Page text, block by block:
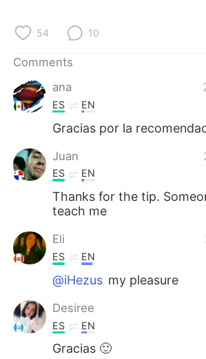
Русский
Indonesia
Türkçe
Português
54 10
Comments
ana
ES EN
Gracias por la
Juan
ES EN
Thanks for the tip.
teach me
Eli
ES EN
@iHezus my pleasure
Desiree
ES EN
Gracias 🙂